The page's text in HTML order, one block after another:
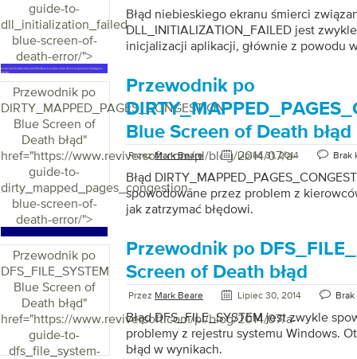
guide-to-
dll_initialization_failed-
blue-screen-of-
death-error/">
Błąd niebieskiego ekranu śmierci
DLL_INITIALIZATION_FAILED jest
inicjalizacji aplikacji, głównie z powodu
(RAS) może również powodować ten
aplikacji DLL służy do zgłaszania
o awariach oprogramowania i wyśle ​​je
Błąd manifestuje się przez utworzenie
informującego, że inicjalizacja nie
nieprawidłowe zakończenie procesu,
uzyskać dostęp do Panelu sterowania.
zniknie również z Panelu sterowania,
Przewodnik po
DIRTY_MAPPED_PAGES_CONGESTION
Blue Screen of
Death błąd"
href="https://www.reviversoft.com/pl/blog/2014/07/a-
guide-to-
dirty_mapped_pages_congestion-
blue-screen-of-
death-error/">
Przewodnik po
Blue Screen of Death błąd
PrzezMark Beare Lipiec 31, 2014 Brak
Błąd
spowodowane przez problem z
jak zatrzymać błędowi.
Przewodnik po
DFS_FILE_SYSTEM
Blue Screen of
Death błąd"
href="https://www.reviversoft.com/pl/blog/2014/07/a-
guide-to-
dfs_file_system-
Przewodnik po
Screen of Death błąd
Przez Mark Beare Lipiec 30, 2014
Błąd DFS_FILE_SYSTEM jest zwykle
problemy z rejestru systemu Windows.
błąd w wynikach.